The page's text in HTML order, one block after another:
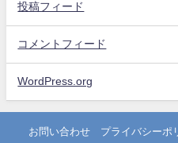
投稿フィード
コメントフィード
WordPress.org
お問い合わせ プライバシーポ